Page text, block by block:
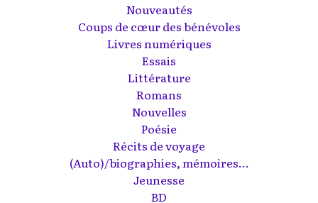
Nouveautés
Coups de cœur des bénévoles
Livres numériques
Essais
Littérature
Romans
Nouvelles
Poésie
Récits de voyage
(Auto)/biographies, mémoires...
Jeunesse
BD